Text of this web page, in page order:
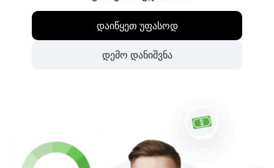
დაიწყეთ უფასოდ
დემო დანიშვნა